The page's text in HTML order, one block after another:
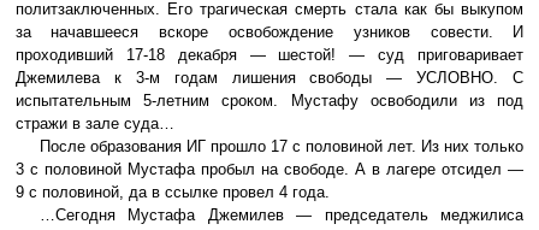
политзаключенных. Его трагическая смерть стала как бы выкупом
за начавшееся вскоре освобождение узников совести. И
проходивший 17-18 декабря — шестой! — суд приговаривает
Джемилева к 3-м годам лишения свободы — УСЛОВНО. С
испытательным 5-летним сроком. Мустафу освободили из под
стражи в зале суда…
После образования ИГ прошло 17 с половиной лет. Из них только
3 с половиной Мустафа пробыл на свободе. А в лагере отсидел —
9 с половиной, да в ссылке провел 4 года.
…Сегодня Мустафа Джемилев — председатель меджилиса